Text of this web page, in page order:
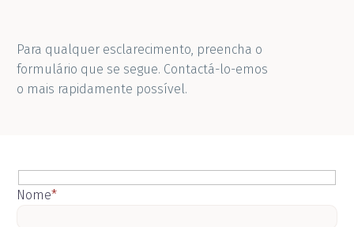
Para qualquer esclarecimento, preencha o
formulário que se segue. Contactá-lo-emos
o mais rapidamente possível.
Nome*